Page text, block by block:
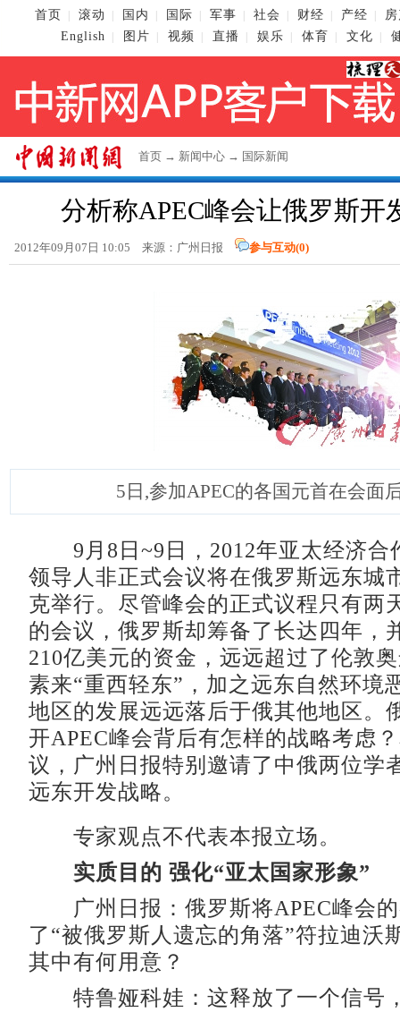
首页 滚动 国内 国际 军事 社会 财经 产经
English
图片 视频 直播 娱乐 体育 文化
首页 → 新闻中心 → 国际新闻
分析称APEC峰会让俄罗斯开
2012年09月07日 10:05 来源：广州日报 参与互动(0)
5日,参加APEC的各国元首在会面
9月8日~9日，2012年亚太经济合
领导人非正式会议将在俄罗斯远东城
克举行。尽管峰会的正式议程只有两
的会议，俄罗斯却筹备了长达四年，
210亿美元的资金，远远超过了伦敦
素来“重西轻东”，加之远东自然环境
地区的发展远远落后于俄其他地区。
开APEC峰会背后有怎样的战略考虑
议，广州日报特别邀请了中俄两位学
远东开发战略。
专家观点不代表本报立场。
实质目的 强化“亚太国家形象”
广州日报：俄罗斯将APEC峰会的
了“被俄罗斯人遗忘的角落”符拉迪沃
其中有何用意？
特鲁娅科娃：这释放了一个信号